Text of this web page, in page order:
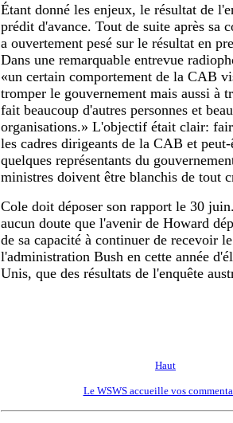
Étant donné les enjeux, le résultat de
prédit d'avance. Tout de suite après sa
a ouvertement pesé sur le résultat en
Dans une remarquable entrevue
«un certain comportement de la CAB
tromper le gouvernement mais aussi à
fait beaucoup d'autres personnes et
organisations.» L'objectif était clair:
les cadres dirigeants de la CAB et
quelques représentants du
ministres doivent être blanchis de tout
Cole doit déposer son rapport le 30
aucun doute que l'avenir de Howard
de sa capacité à continuer de recevoir
l'administration Bush en cette année
Unis, que des résultats de l'enquête
Haut
Le WSWS accueille vos